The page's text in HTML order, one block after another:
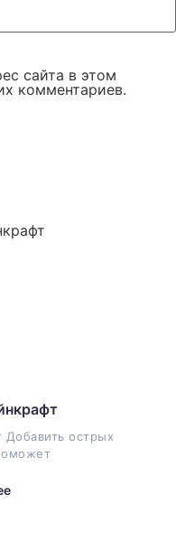
сайта в этом
комментариев.
острых